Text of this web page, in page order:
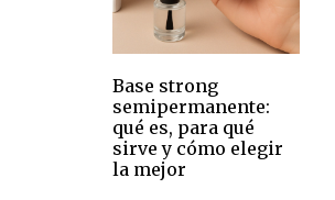
Base strong
semipermanente:
qué es, para qué
sirve y cómo elegir
la mejor